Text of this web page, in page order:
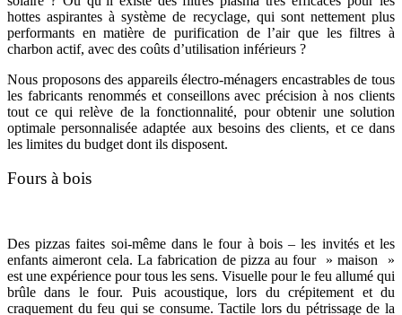
hottes aspirantes à système de recyclage, qui sont nettement plus
performants en matière de purification de l’air que les filtres à
charbon actif, avec des coûts d’utilisation inférieurs ?
Nous proposons des appareils électro-ménagers encastrables de tous
les fabricants renommés et conseillons avec précision à nos clients
tout ce qui relève de la fonctionnalité, pour obtenir une solution
optimale personnalisée adaptée aux besoins des clients, et ce dans
les limites du budget dont ils disposent.
Fours à bois
Des pizzas faites soi-même dans le four à bois – les invités et les
enfants aimeront cela. La fabrication de pizza au four » maison »
est une expérience pour tous les sens. Visuelle pour le feu allumé qui
brûle dans le four. Puis acoustique, lors du crépitement et du
craquement du feu qui se consume. Tactile lors du pétrissage de la